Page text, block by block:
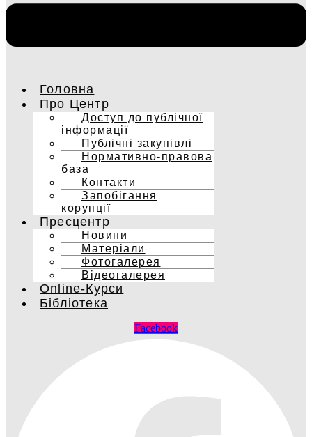
Головна
Про Центр
Доступ до публічної
інформації
Публічні закупівлі
Нормативно-правова
база
Контакти
Запобігання
корупції
Пресцентр
Новини
Матеріали
Фотогалерея
Відеогалерея
Online-Курси
Бібліотека
Facebook